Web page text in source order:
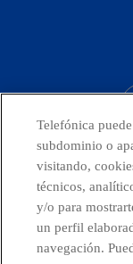
Telefónica en
Canal de
Telefónica
subdominio o
visitando,
técnicos,
y/o para
un perfil
navegación.